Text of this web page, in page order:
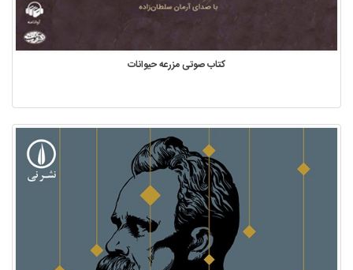
کتاب صوتی مزرعه حیوانات